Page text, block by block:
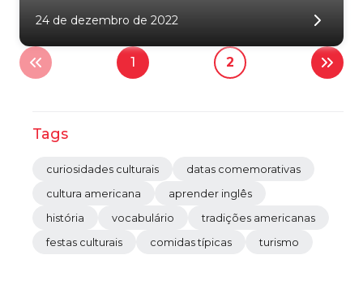
24 de dezembro de 2022
1 2
Tags
curiosidades culturais
datas comemorativas
cultura americana
aprender inglês
história
vocabulário
tradições americanas
festas culturais
comidas típicas turismo